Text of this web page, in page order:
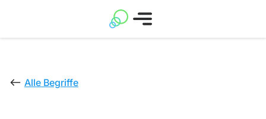
Alle Begriffe